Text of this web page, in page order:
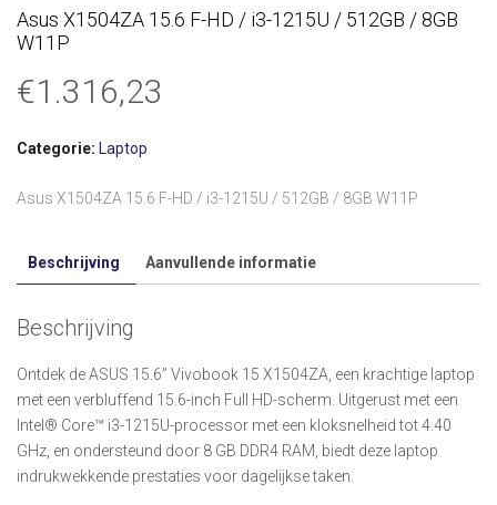
Asus X1504ZA 15.6 F-HD / i3-1215U / 512GB / 8GB
W11P
€1.316,23
Categorie: Laptop
Asus X1504ZA 15.6 F-HD / i3-1215U / 512GB / 8GB W11P
Beschrijving Aanvullende informatie
Beschrijving
Ontdek de ASUS 15.6” Vivobook 15 X1504ZA, een krachtige laptop
met een verbluffend 15.6-inch Full HD-scherm. Uitgerust met een
Intel® Core™ i3-1215U-processor met een kloksnelheid tot 4.40
GHz, en ondersteund door 8 GB DDR4 RAM, biedt deze laptop
indrukwekkende prestaties voor dagelijkse taken.